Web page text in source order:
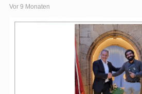
Vor 9 Monaten